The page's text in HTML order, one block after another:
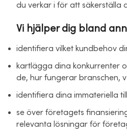
du verkar i för att säkerställa
Vi hjälper dig bland
identifiera vilket kundbehov
kartlägga dina konkurrenter
de, hur fungerar branschen,
identifiera dina immateriella
se över företagets
relevanta lösningar för